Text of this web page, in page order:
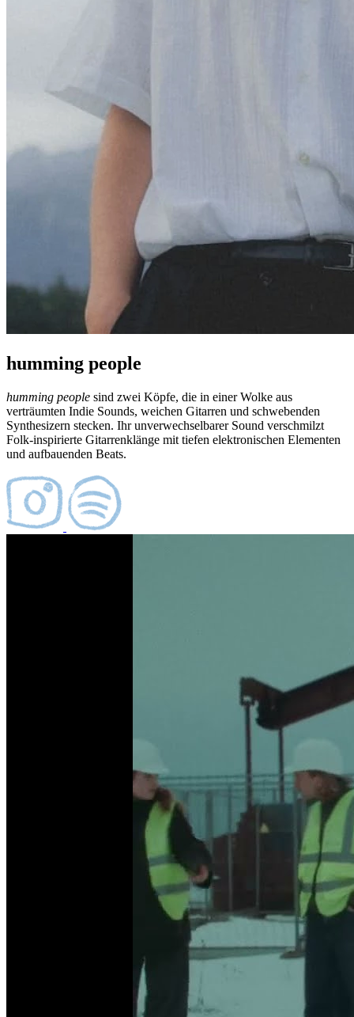
humming people
humming people sind zwei Köpfe, die in einer Wolke aus
verträumten Indie Sounds, weichen Gitarren und schwebenden
Synthesizern stecken. Ihr unverwechselbarer Sound verschmilzt
Folk-inspirierte Gitarrenklänge mit tiefen elektronischen Elementen
und aufbauenden Beats.